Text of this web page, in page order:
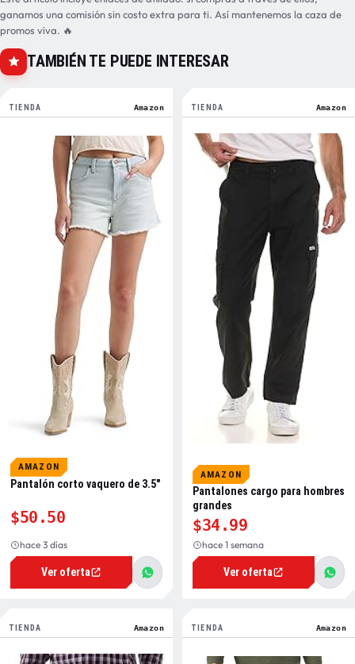
ganamos una comisión sin costo extra para ti. Así mantenemos la caza de
promos viva. 🔥
TAMBIÉN TE PUEDE INTERESAR
TIENDA Amazon
AMAZON
Pantalón corto vaquero de 3.5″
$50.50
hace 3 días
Ver oferta
TIENDA Amazon
AMAZON
Pantalones cargo para hombres
grandes
$34.99
hace 1 semana
Ver oferta
TIENDA Amazon TIENDA Amazon